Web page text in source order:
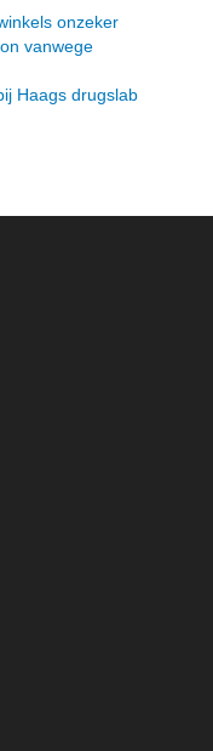
onzeker
vanwege
Haags drugslab